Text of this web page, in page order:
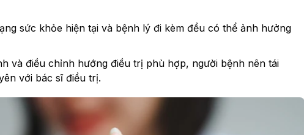
sức khỏe hiện tại và bệnh lý đi kèm đều có thể ảnh hưởng
và điều chỉnh hướng điều trị phù hợp, người bệnh nên tái
với bác sĩ điều trị.